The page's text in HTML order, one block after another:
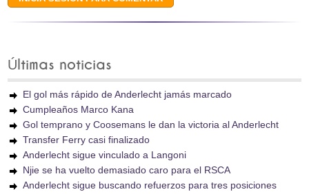
Últimas noticias
El gol más rápido de Anderlecht jamás marcado
Cumpleaños Marco Kana
Gol temprano y Coosemans le dan la victoria al Anderlecht
Transfer Ferry casi finalizado
Anderlecht sigue vinculado a Langoni
Njie se ha vuelto demasiado caro para el RSCA
Anderlecht sigue buscando refuerzos para tres posiciones